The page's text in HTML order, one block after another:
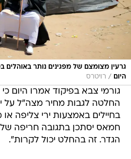
גרעין מצומצם של מפגינים נותר באוהלים
היום
/ רויטרס
גורמי צבא בפיקוד אמרו היום
החלטה לגבות מחיר מצה"ל על
בחיילים באמצעות ירי צליפה
חמאס יסתכן בתגובה חריפה
הגדר. זה בהחלט יכול לקרות".